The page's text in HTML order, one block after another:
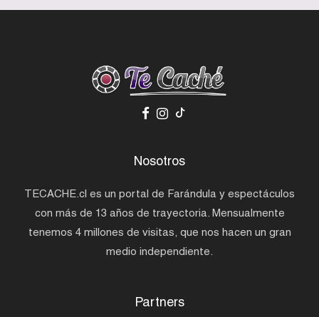
Nosotros
TECACHE.cl es un portal de Farándula y espectáculos
con más de 13 años de trayectoria. Mensualmente
tenemos 4 millones de visitas, que nos hacen un gran
medio independiente.
Partners